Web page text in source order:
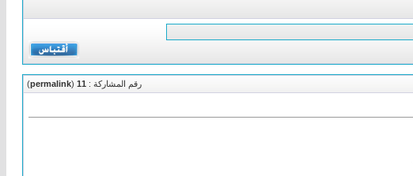
رقم المشاركة : 11
(
permalink
)